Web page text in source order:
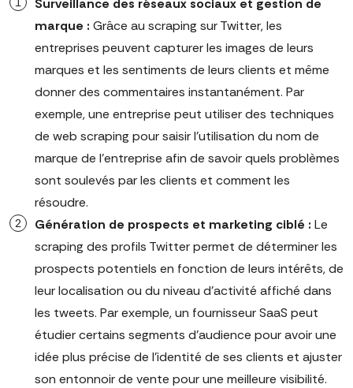
Surveillance des réseaux sociaux et gestion de
marque : Grâce au scraping sur Twitter, les
entreprises peuvent capturer les images de leurs
marques et les sentiments de leurs clients et même
donner des commentaires instantanément. Par
exemple, une entreprise peut utiliser des techniques
de web scraping pour saisir l'utilisation du nom de
marque de l'entreprise afin de savoir quels problèmes
sont soulevés par les clients et comment les
résoudre.
Génération de prospects et marketing ciblé : Le
scraping des profils Twitter permet de déterminer les
prospects potentiels en fonction de leurs intérêts, de
leur localisation ou du niveau d'activité affiché dans
les tweets. Par exemple, un fournisseur SaaS peut
étudier certains segments d'audience pour avoir une
idée plus précise de l'identité de ses clients et ajuster
son entonnoir de vente pour une meilleure visibilité.